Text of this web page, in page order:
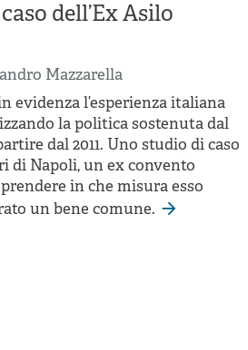
dell’Ex Asilo
Mazzarella
evidenza l’esperienza italiana
la politica sostenuta dal
dal 2011. Uno studio di caso
di Napoli, un ex convento
in che misura esso
un bene comune.